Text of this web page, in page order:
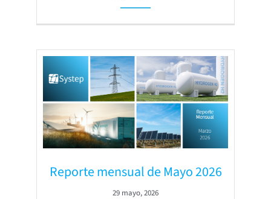
Reporte mensual de Mayo 2026
29 mayo, 2026